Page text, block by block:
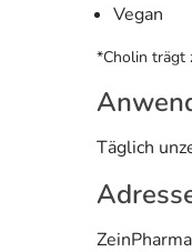
Vegan
*Cholin trägt
Täglich